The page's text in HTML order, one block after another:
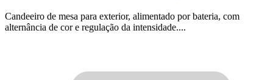
Candeeiro de mesa para exterior, alimentado por bateria, com
alternância de cor e regulação da intensidade....